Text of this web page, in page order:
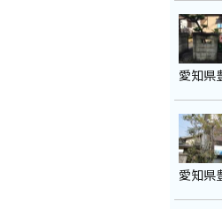
愛知県
愛知県